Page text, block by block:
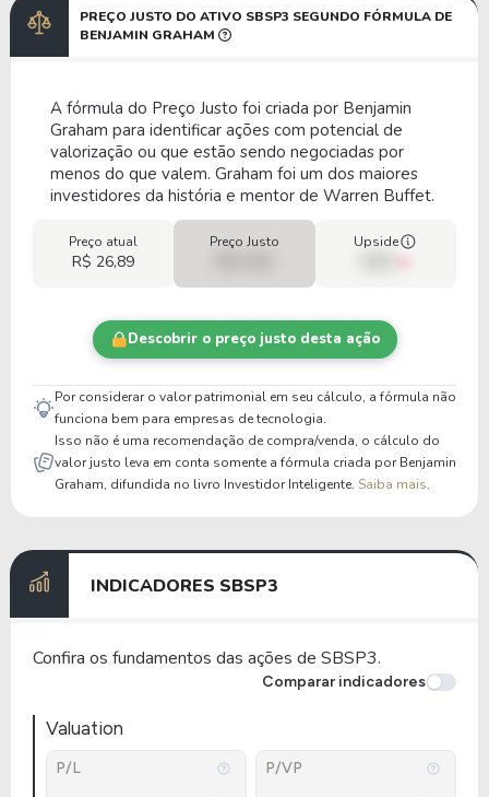
PREÇO JUSTO DO ATIVO SBSP3 SEGUNDO FÓRMULA DE
BENJAMIN GRAHAM
A fórmula do Preço Justo foi criada por Benjamin
Graham para identificar ações com potencial de
valorização ou que estão sendo negociadas por
menos do que valem. Graham foi um dos maiores
investidores da história e mentor de Warren Buffet.
Preço atual
R$ 26,89
Preço Justo Upside
Descobrir o preço justo desta ação
Por considerar o valor patrimonial em seu cálculo, a fórmula não
funciona bem para empresas de tecnologia.
Isso não é uma recomendação de compra/venda, o cálculo do
valor justo leva em conta somente a fórmula criada por Benjamin
Graham, difundida no livro Investidor Inteligente. Saiba mais.
INDICADORES SBSP3
Confira os fundamentos das ações de SBSP3.
Comparar indicadores
Valuation
P/L P/VP